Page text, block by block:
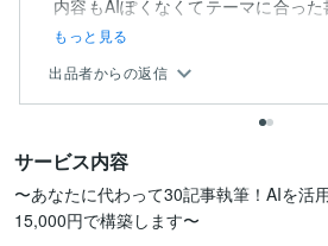
内容もAIぽくなくてテーマに合った
もっと見る
出品者からの返信
サービス内容
〜あなたに代わって30記事執筆！AIを活
15,000円で構築します〜